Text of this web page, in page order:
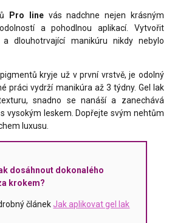
Pro linevás nadchne nejen krásným
a pohodlnou aplikací. Vytvořit
a dlouhotrvající manikúru nikdy nebylo
kryje už v první vrstvě, je odolný
práci vydrží manikúra až 3 týdny. Gel lak
snadno se nanáší a zanechává
vysokým leskem. Dopřejte svým nehtům
luxusu.
dosáhnout dokonalého
krokem?
článekJak aplikovat gel lak